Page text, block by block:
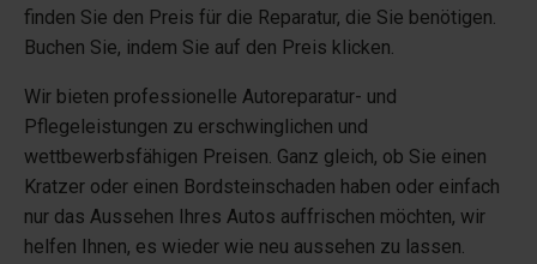
finden Sie den Preis für die Reparatur, die Sie benötigen.
Buchen Sie, indem Sie auf den Preis klicken.
Wir bieten professionelle Autoreparatur- und
Pflegeleistungen zu erschwinglichen und
wettbewerbsfähigen Preisen. Ganz gleich, ob Sie einen
Kratzer oder einen Bordsteinschaden haben oder einfach
nur das Aussehen Ihres Autos auffrischen möchten, wir
helfen Ihnen, es wieder wie neu aussehen zu lassen.